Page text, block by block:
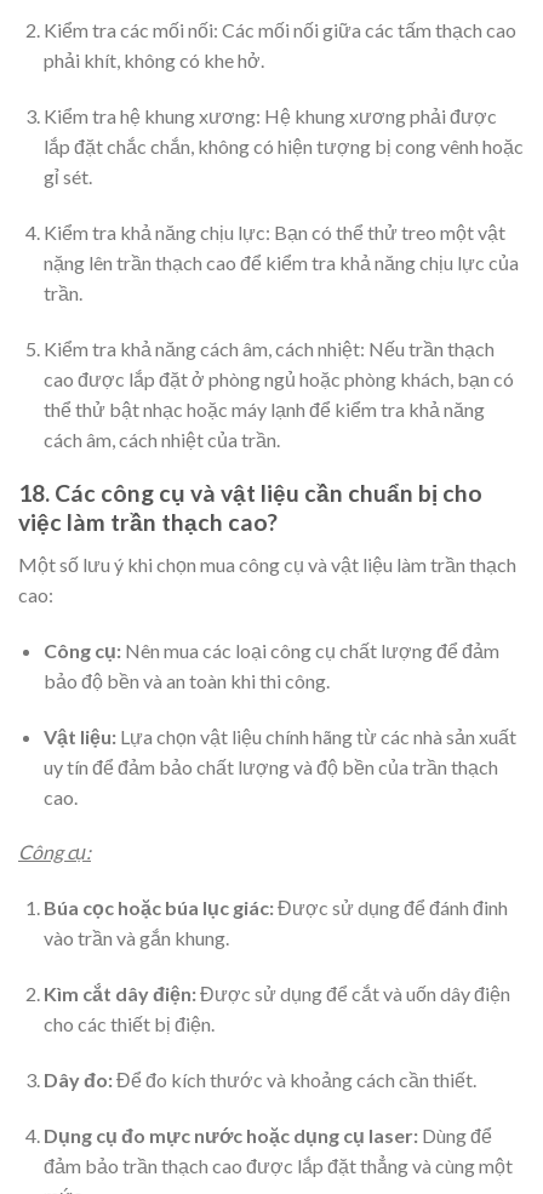
Kiểm tra các mối nối: Các mối nối giữa các tấm thạch cao
phải khít, không có khe hở.
Kiểm tra hệ khung xương: Hệ khung xương phải được
lắp đặt chắc chắn, không có hiện tượng bị cong vênh hoặc
gỉ sét.
Kiểm tra khả năng chịu lực: Bạn có thể thử treo một vật
nặng lên trần thạch cao để kiểm tra khả năng chịu lực của
trần.
Kiểm tra khả năng cách âm, cách nhiệt: Nếu trần thạch
cao được lắp đặt ở phòng ngủ hoặc phòng khách, bạn có
thể thử bật nhạc hoặc máy lạnh để kiểm tra khả năng
cách âm, cách nhiệt của trần.
18. Các công cụ và vật liệu cần chuẩn bị cho
việc làm trần thạch cao?
Một số lưu ý khi chọn mua công cụ và vật liệu làm trần thạch
cao:
Công cụ:Nên mua các loại công cụ chất lượng để đảm
bảo độ bền và an toàn khi thi công.
Vật liệu:Lựa chọn vật liệu chính hãng từ các nhà sản xuất
uy tín để đảm bảo chất lượng và độ bền của trần thạch
cao.
Công cụ:
Búa cọc hoặc búa lục giác:Được sử dụng để đánh đinh
vào trần và gắn khung.
Kìm cắt dây điện:Được sử dụng để cắt và uốn dây điện
cho các thiết bị điện.
Dây đo:Để đo kích thước và khoảng cách cần thiết.
Dụng cụ đo mực nước hoặc dụng cụ laser:Dùng để
đảm bảo trần thạch cao được lắp đặt thẳng và cùng một